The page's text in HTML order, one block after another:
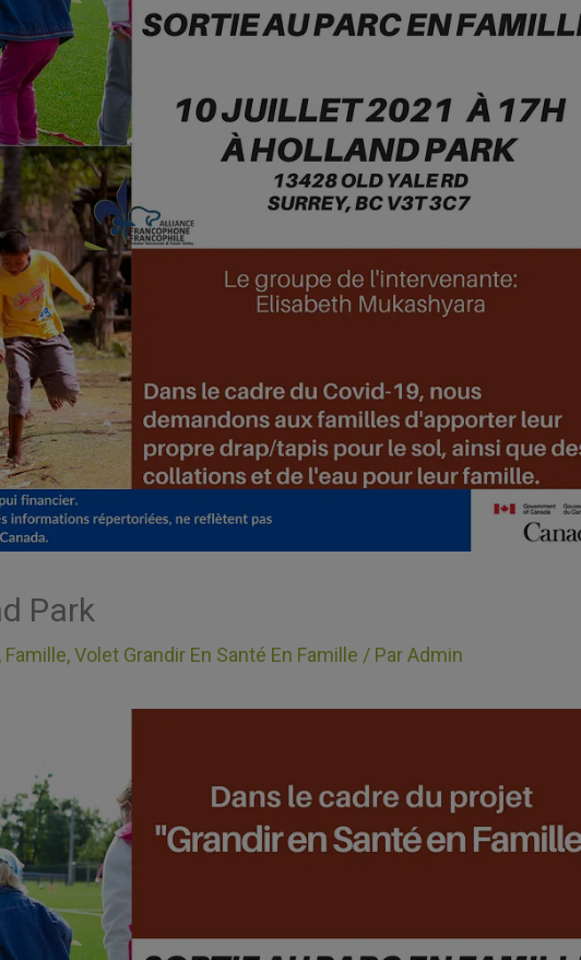
Park
Famille,Volet Grandir En Santé En Famille / ParAdmin